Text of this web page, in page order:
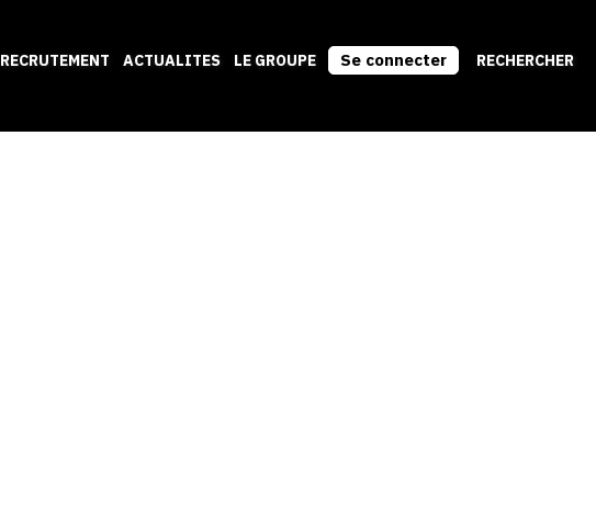
RECRUTEMENT ACTUALITES LE GROUPE Se connecter RECHERCHER